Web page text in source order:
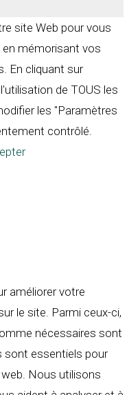
site Web pour vous
en mémorisant vos
En cliquant sur
de TOUS les
les "Paramètres
contrôlé.
améliorer votre
le site. Parmi ceux-ci,
nécessaires sont
sont essentiels pour
Nous utilisons